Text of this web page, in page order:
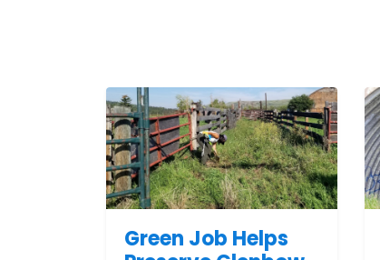
Green Job Helps